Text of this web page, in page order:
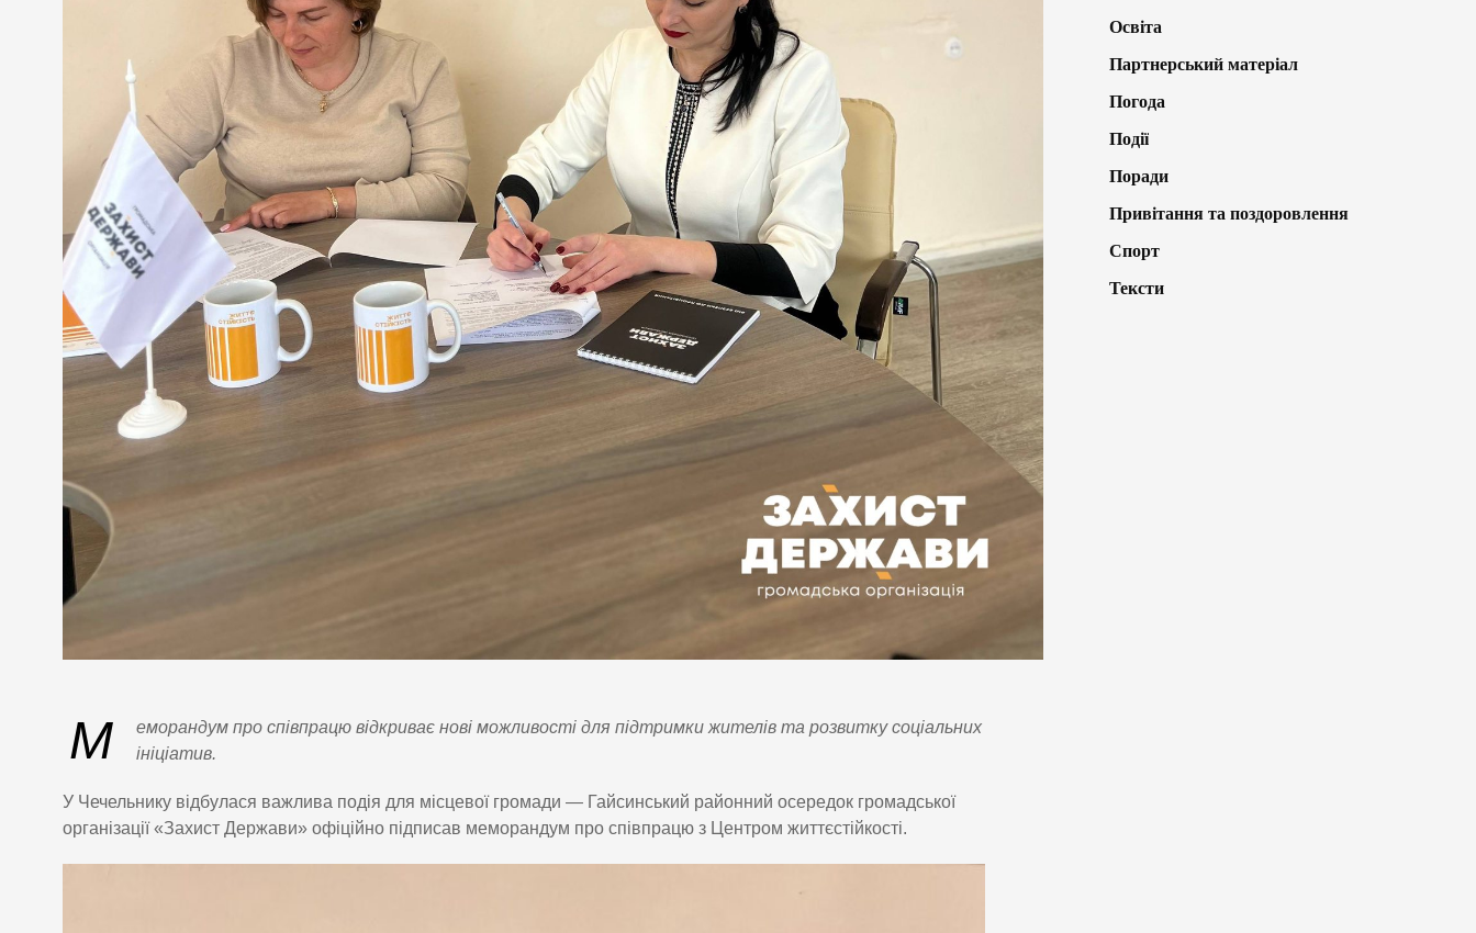
М
еморандум про співпрацю відкриває нові можливості для підтримки жителів та розвитку соціальних
ініціатив.
У Чечельнику відбулася важлива подія для місцевої громади — Гайсинський районний осередок громадської
організації «Захист Держави» офіційно підписав меморандум про співпрацю з Центром життєстійкості.
Освіта
Партнерський матеріал
Погода
Події
Поради
Привітання та поздоровлення
Спорт
Тексти